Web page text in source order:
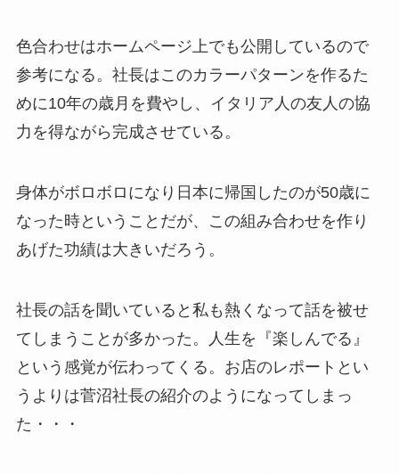
色合わせはホームページ上でも公開しているので
参考になる。社長はこのカラーパターンを作るた
めに10年の歳月を費やし、イタリア人の友人の協
力を得ながら完成させている。
身体がボロボロになり日本に帰国したのが50歳に
なった時ということだが、この組み合わせを作り
あげた功績は大きいだろう。
社長の話を聞いていると私も熱くなって話を被せ
てしまうことが多かった。人生を『楽しんでる』
という感覚が伝わってくる。お店のレポートとい
うよりは菅沼社長の紹介のようになってしまっ
た・・・